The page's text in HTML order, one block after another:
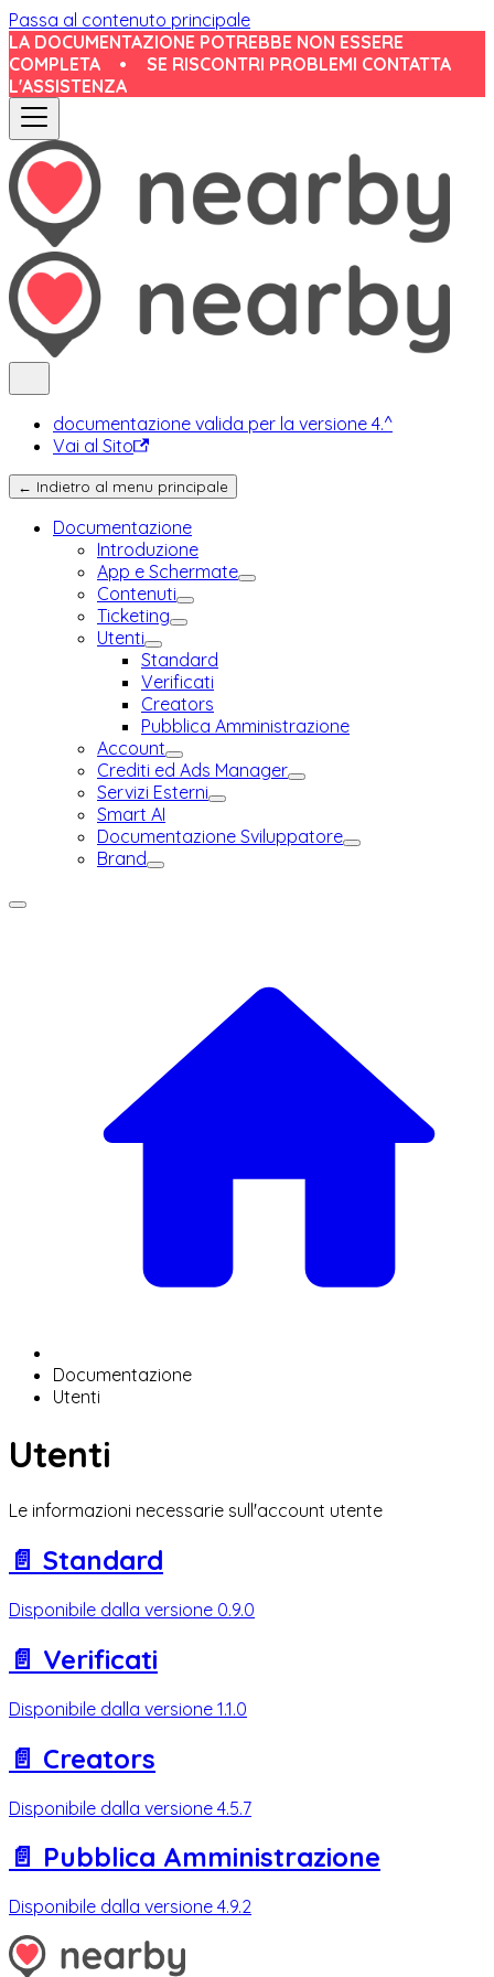
Passa al contenuto principale
LA DOCUMENTAZIONE POTREBBE NON ESSERE
COMPLETA
•
SE RISCONTRI PROBLEMI CONTATTA
L'ASSISTENZA
documentazione valida per la versione 4.^
Vai al Sito
← Indietro al menu principale
Documentazione
Introduzione
App e Schermate
Contenuti
Ticketing
Utenti
Standard
Verificati
Creators
Pubblica Amministrazione
Account
Crediti ed Ads Manager
Servizi Esterni
Smart AI
Documentazione Sviluppatore
Brand
Documentazione
Utenti
Utenti
Le informazioni necessarie sull'account utente
📄️ Standard
Disponibile dalla versione 0.9.0
📄️ Verificati
Disponibile dalla versione 1.1.0
📄️ Creators
Disponibile dalla versione 4.5.7
📄️ Pubblica Amministrazione
Disponibile dalla versione 4.9.2